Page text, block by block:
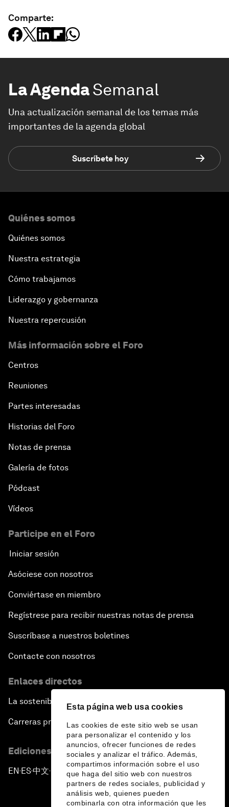
Esta página web usa cookies
Las cookies de este sitio web se usan
para personalizar el contenido y los
anuncios, ofrecer funciones de redes
sociales y analizar el tráfico. Además,
compartimos información sobre el uso
que haga del sitio web con nuestros
partners de redes sociales, publicidad y
análisis web, quienes pueden
combinarla con otra información que les
Comparte:
La AgendaSemanal
Una actualización semanal de los temas más
importantes de la agenda global
Suscríbete hoy
Quiénes somos
Quiénes somos
Nuestra estrategia
Cómo trabajamos
Liderazgo y gobernanza
Nuestra repercusión
Más información sobre el Foro
Centros
Reuniones
Partes interesadas
Historias del Foro
Notas de prensa
Galería de fotos
Pódcast
Vídeos
Participe en el Foro
Iniciar sesión
Asóciese con nosotros
Conviértase en miembro
Regístrese para recibir nuestras notas de prensa
Suscríbase a nuestros boletines
Contacte con nosotros
Enlaces directos
La sostenibilidad en el Foro
Carreras profesionales
Ediciones en otros idiomas
EN ▪ES▪中文▪ 日本語